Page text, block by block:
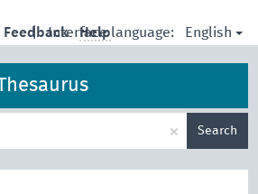
| Interface language: English
Feedback Help
× Search